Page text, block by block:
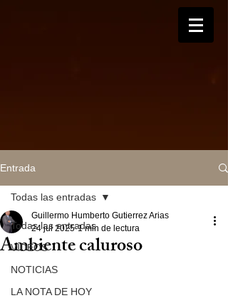
Entrada
Todas las entradas
VIDEOS
NOTICIAS
LA NOTA DE HOY
Todas las entradas
Ambiente caluroso
Guillermo Humberto Gutierrez Arias
24 jul 2025 1 min de lectura